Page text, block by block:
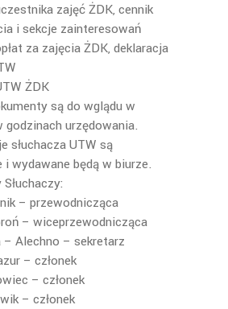
zajęć ŻDK, cennik
i sekcje zainteresowań
za zajęcia ŻDK, deklaracja
ŻDK
są do wglądu w
godzinach urzędowania.
słuchacza UTW są
wydawane będą w biurze.
– przewodnicząca
– wiceprzewodnicząca
– Alechno – sekretarz
– członek
– członek
– członek